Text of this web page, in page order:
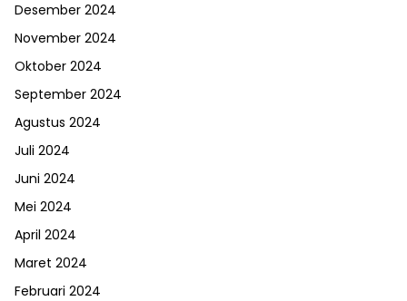
Desember 2024
November 2024
Oktober 2024
September 2024
Agustus 2024
Juli 2024
Juni 2024
Mei 2024
April 2024
Maret 2024
Februari 2024